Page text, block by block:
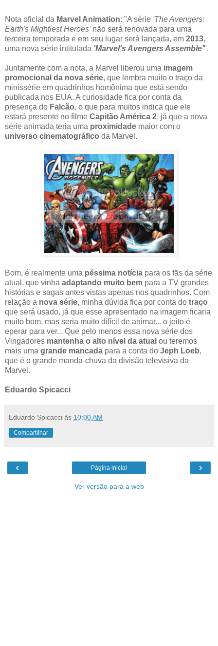
Nota oficial da Marvel Animation: "A série 'The Avengers:
Earth's Mightiest Heroes'não será renovada para uma
terceira temporada e em seu lugar será lançada, em 2013,
uma nova série intitulada 'Marvel's Avengers Assemble'".
Juntamente com a nota, a Marvel liberou uma imagem
promocional da nova série, que lembra muito o traço da
minissérie em quadrinhos homônima que está sendo
publicada nos EUA. A curiosidade fica por conta da
presença do Falcão, o que para muitos indica que ele
estará presente no filme Capitão América 2, já que a nova
série animada teria uma proximidade maior com o
universo cinematográfico da Marvel.
Bom, é realmente uma péssima notícia para os fãs da série
atual, que vinha adaptando muito bem para a TV grandes
histórias e sagas antes vistas apenas nos quadrinhos. Com
relação a nova série, minha dúvida fica por conta do traço
que será usado, já que esse apresentado na imagem ficaria
muito bom, mas seria muito difícil de animar... o jeito é
eperar para ver... Que pelo menos essa nova série dos
Vingadores mantenha o alto nível da atual ou teremos
mais uma grande mancada para a conta do Jeph Loeb,
que é o grande manda-chuva da divisão televisiva da
Marvel.
Eduardo Spicacci
Eduardo Spicacci às 10:00 AM
Compartilhar
‹ ›
Página inicial
Ver versão para a web